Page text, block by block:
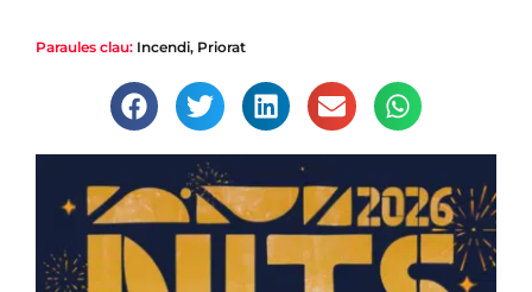
Paraules clau: Incendi, Priorat